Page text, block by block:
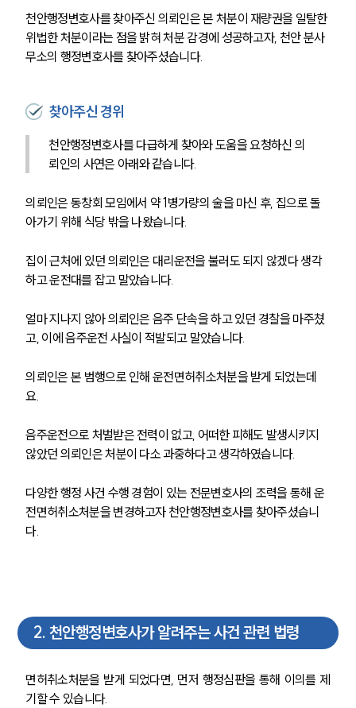
천안행정변호사를 찾아주신 의뢰인은 본 처분이 재량권을 일탈한
위법한 처분이라는 점을 밝혀 처분 감경에 성공하고자, 천안 분사
무소의 행정변호사를 찾아주셨습니다.
찾아주신 경위
천안행정변호사를 다급하게 찾아와 도움을 요청하신 의
뢰인의 사연은 아래와 같습니다.
의뢰인은 동창회 모임에서 약 1병가량의 술을 마신 후, 집으로 돌
아가기 위해 식당 밖을 나왔습니다.
집이 근처에 있던 의뢰인은 대리운전을 불러도 되지 않겠다 생각
하고 운전대를 잡고 말았습니다.
얼마 지나지 않아 의뢰인은 음주 단속을 하고 있던 경찰을 마주쳤
고, 이에 음주운전 사실이 적발되고 말았습니다.
의뢰인은 본 범행으로 인해 운전면허취소처분을 받게 되었는데
요.
음주운전으로 처벌받은 전력이 없고, 어떠한 피해도 발생시키지
않았던 의뢰인은 처분이 다소 과중하다고 생각하였습니다.
다양한 행정 사건 수행 경험이 있는 전문변호사의 조력을 통해 운
전면허취소처분을 변경하고자 천안행정변호사를 찾아주셨습니
다.
2. 천안행정변호사가 알려주는 사건 관련 법령
면허취소처분을 받게 되었다면, 먼저 행정심판을 통해 이의를 제
기할 수 있습니다.